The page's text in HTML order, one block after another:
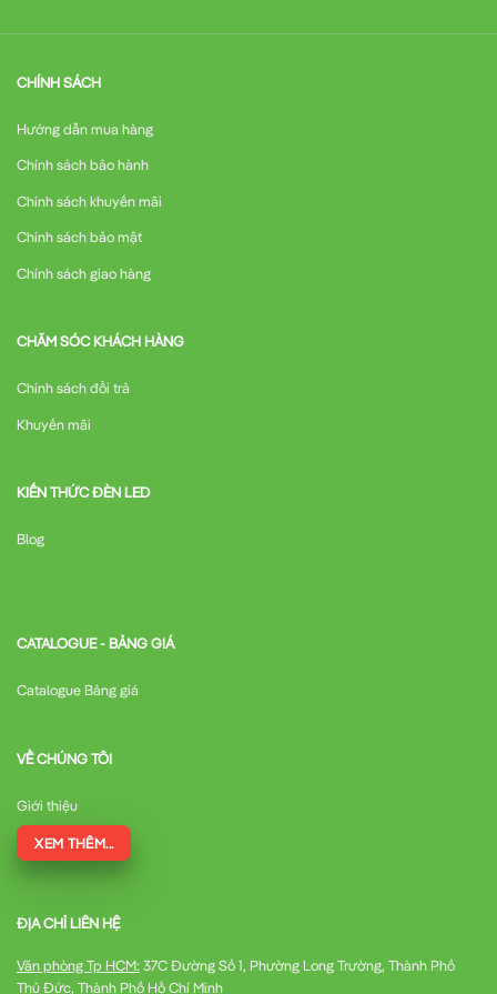
CHÍNH SÁCH
Hướng dẫn mua hàng
Chính sách bảo hành
Chính sách khuyến mãi
Chính sách bảo mật
Chính sách giao hàng
CHĂM SÓC KHÁCH HÀNG
Chính sách đổi trả
Khuyến mãi
KIẾN THỨC ĐÈN LED
Blog
CATALOGUE - BẢNG GIÁ
Catalogue Bảng giá
VỀ CHÚNG TÔI
Giới thiệu
XEM THÊM...
ĐỊA CHỈ LIÊN HỆ
Văn phòng Tp HCM: 37C Đường Số 1, Phường Long Trường, Thành Phố
Thủ Đức, Thành Phố Hồ Chí Minh